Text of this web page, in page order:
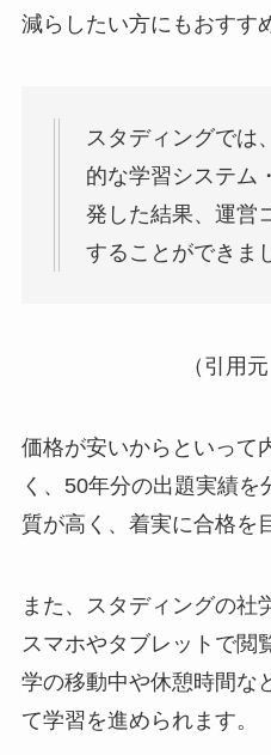
減らしたい方にもおすす
スタディングでは
的な学習システム
発した結果、運営
することができま
（引用
価格が安いからといって
く、50年分の出題実績
質が高く、着実に合格を
また、スタディングの社
スマホやタブレットで閲
学の移動中や休憩時間な
て学習を進められます。